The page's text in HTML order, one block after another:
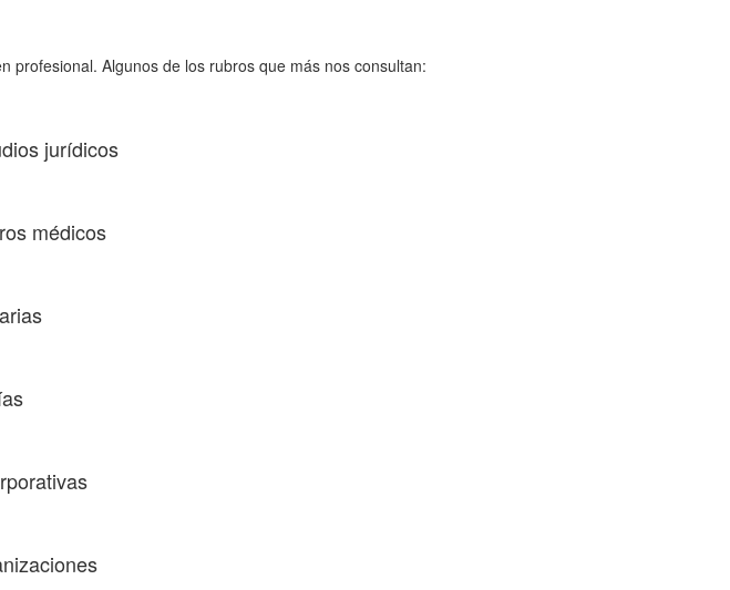
profesional. Algunos de los rubros que más nos consultan:
jurídicos
médicos